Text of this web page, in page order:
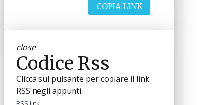
COPIA LINK
close
Codice Rss
Clicca sul pulsante per copiare il link
RSS negli appunti.
RSS link